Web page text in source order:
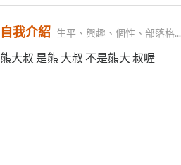
自我介紹 生平、興趣、個性、部落格...
熊大叔 是熊 大叔 不是熊大 叔喔